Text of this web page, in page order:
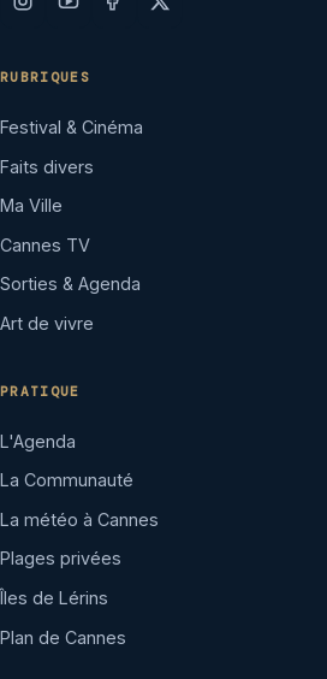
RUBRIQUES
Festival & Cinéma
Faits divers
Ma Ville
Cannes TV
Sorties & Agenda
Art de vivre
PRATIQUE
L'Agenda
La Communauté
La météo à Cannes
Plages privées
Îles de Lérins
Plan de Cannes